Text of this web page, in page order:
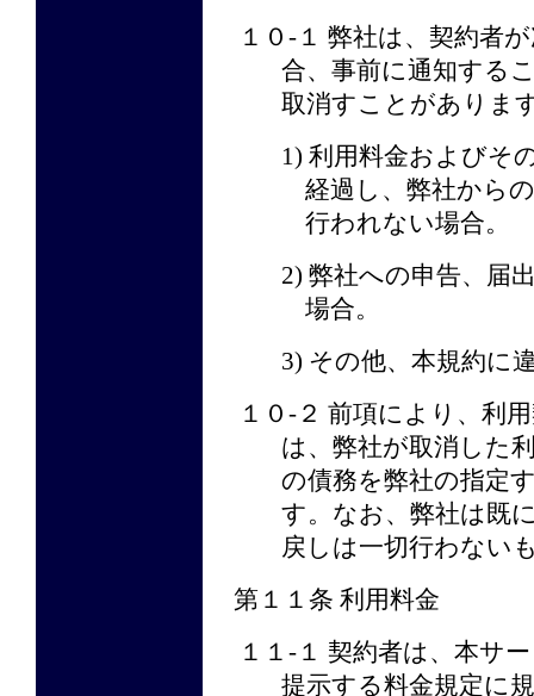
１０-１ 弊社は、契約者
合、事前に通知する
取消すことがありま
1) 利用料金およびそ
経過し、弊社から
行われない場合。
2) 弊社への申告、届
場合。
3) その他、本規約に
１０-２ 前項により、利
は、弊社が取消した
の債務を弊社の指定
す。なお、弊社は既
戻しは一切行わない
第１１条 利用料金
１１-１ 契約者は、本サ
提示する料金規定に